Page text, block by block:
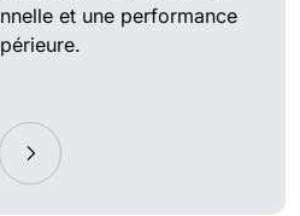
et une performance